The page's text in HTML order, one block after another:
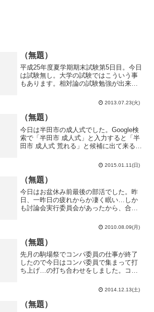
（無題）
平成25年度夏学期期末試験第5日目。今日
は試験無し。大学の試験ではこういう事
もあります。相対論の試験勉強が出来た
をなめていましたね。量子論に比べたら
余裕だろｗｗｗみたいに。高校の時とか
も相対論は殆ど無視し...
2013.07.23(火)
（無題）
今日は半田市の成人式でした。Google検
索で「半田市 成人式」と入力すると「半
田市 成人式 荒れる」と候補に出て来るく
す。怖いなー。知多半田駅でＦＫ（水泳
部）と落ち合って会場へ。成岩中の同級
生と感動の再...
2015.01.11(日)
（無題）
今日はお盆休み前最後の部活でした。昨
日、一昨日の疲れからか凄く眠い…しか
も討論会実行委員会があったから、合奏
あえず、個人練習では第１楽章の最後ま
で一応行きました。ぐだぐだでとても聴
けたものではありませんが...
2010.08.09(月)
（無題）
先月の駒場祭でコンパ委員の仕事が終了
したので今日はコンパ委員で集まって打
ち上げ…の打ち合わせをしました。コン
りも一段階上の打ち上げにしたいですか
らね。コンパ委員の一人の下宿にお邪魔
させてもらってそこで打ち...
2014.12.13(土)
（無題）